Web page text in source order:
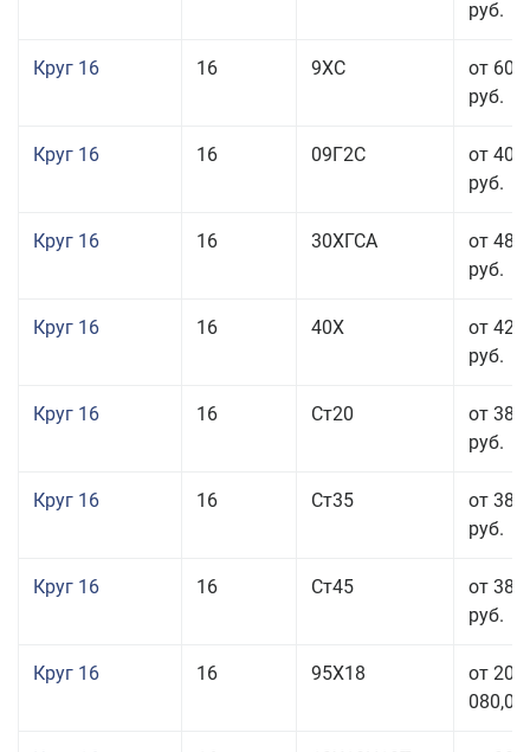
руб.
Круг 16 16 9ХС
от 60
руб.
Круг 16 16 09Г2С
от 40
руб.
Круг 16 16 30ХГСА
от 48
руб.
Круг 16 16 40Х
от 42
руб.
Круг 16 16 Ст20
от 38
руб.
Круг 16 16 Ст35
от 38
руб.
Круг 16 16 Ст45
от 38
руб.
Круг 16 16 95Х18
от 208
080,00